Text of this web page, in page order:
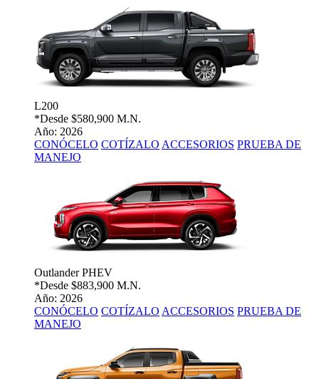
L200
*Desde $580,900 M.N.
Año: 2026
CONÓCELO COTÍZALO ACCESORIOS PRUEBA DE
MANEJO
Outlander PHEV
*Desde $883,900 M.N.
Año: 2026
CONÓCELO COTÍZALO ACCESORIOS PRUEBA DE
MANEJO